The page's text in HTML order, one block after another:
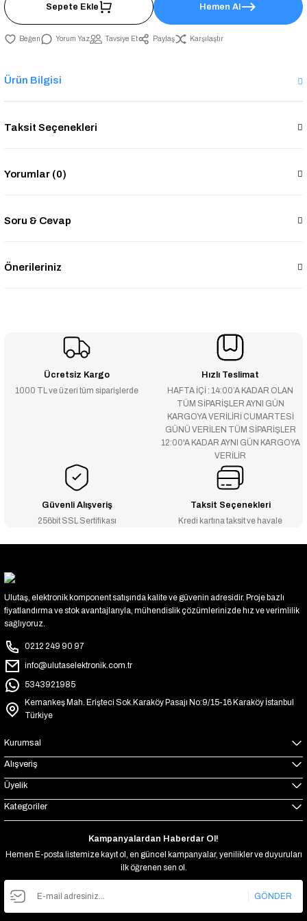
Sepete Ekle Hemen Al
Yorum Yaz Tavsiye Et Paylaş Karşılaştır
Ürün Bilgisi
Taksit Seçenekleri
Yorumlar (0)
Soru & Cevap
Önerileriniz
Ücretsiz Kargo
1000 TL ve üzeri tüm siparişlerde
Hızlı Teslimat
HAFTA İÇİ : 14:00’A KADAR OLAN
TÜM SİPARİŞLER AYNI GÜN
KARGOYA VERİLİRİ CUMARTESİ
GÜNÜ VERİLEN TÜM SİPARİŞLER
12:00'A KADAR AYNI GÜN KARGOYA
VERİLİR
Güvenli Alışveriş
256bit SSL Sertifikası
Taksit Seçenekleri
Kredi kartına taksit ve havale
Ulutaş, elektronik komponent satışında kalite ve güvenin adresidir. Proje bazlı
fiyatlandırma ve stok avantajlarıyla, mühendislik çözümlerinizde hız ve verimlilik
sağlıyoruz.
0212 249 90 97
info@ulutaselektronik.com.tr
5343921985
Kemankeş Mah. Erişteci Sok.Karaköy Pasajı No:9/15-16 Karaköy İstanbul
Türkiye
Kurumsal
Alışveriş
Üyelik
Kategoriler
Kampanyalardan Haberdar Ol!
Hemen E-posta listemize kayıt ol, en güncel kampanyalar, yenilikler ve duyuruları
ilk öğrenen sen ol.
GÖNDER